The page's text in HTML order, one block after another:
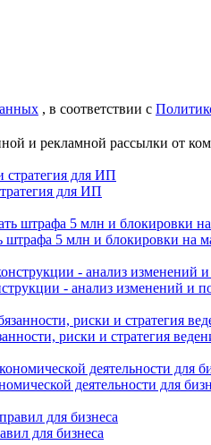
, в соответствии с
и рекламной рассылки от
для ИП
штрафа 5 млн и блокировки на
- анализ изменений и
риски и стратегия
деятельности для
для бизнеса